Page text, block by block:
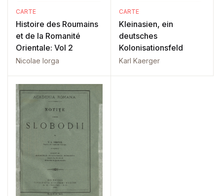
CARTE
Histoire des Roumains
et de la Romanité
Orientale: Vol 2
Nicolae Iorga
CARTE
Kleinasien, ein
deutsches
Kolonisationsfeld
Karl Kaerger